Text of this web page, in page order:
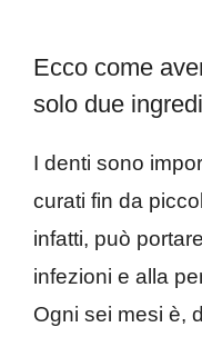
Ecco come
solo due
I denti sono
curati fin da
infatti, può
infezioni e alla
Ogni sei mesi è,